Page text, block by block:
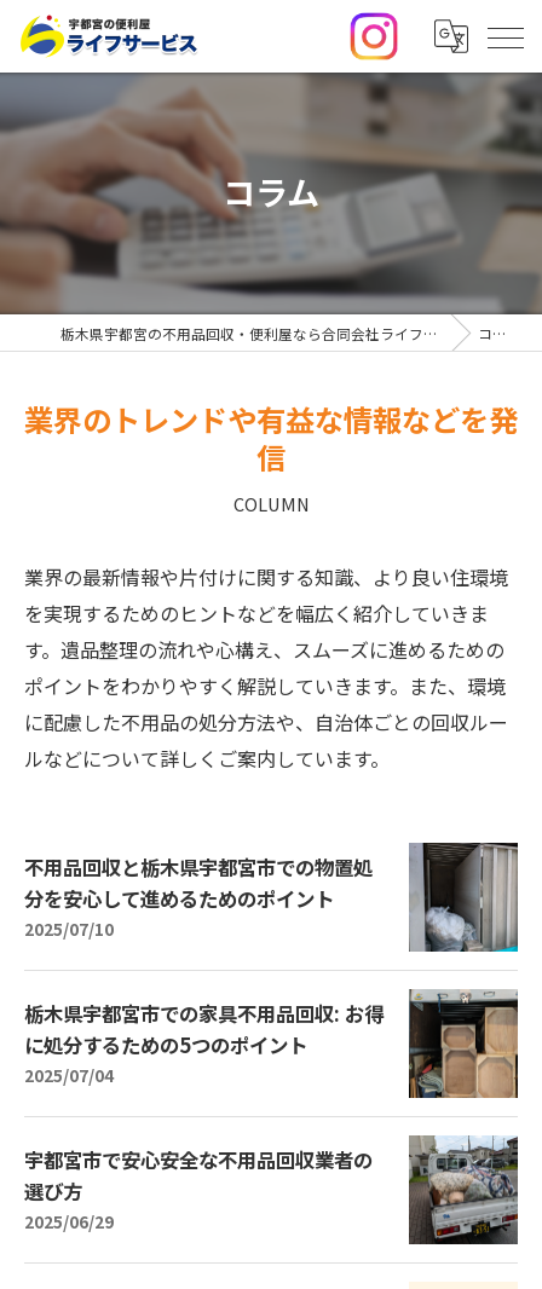
コラム
栃木県宇都宮の不用品回収・便利屋なら合同会社ライフサービス コラム
業界のトレンドや有益な情報などを発
信
COLUMN
業界の最新情報や片付けに関する知識、より良い住環境
を実現するためのヒントなどを幅広く紹介していきま
す。遺品整理の流れや心構え、スムーズに進めるための
ポイントをわかりやすく解説していきます。また、環境
に配慮した不用品の処分方法や、自治体ごとの回収ルー
ルなどについて詳しくご案内しています。
不用品回収と栃木県宇都宮市での物置処
分を安心して進めるためのポイント
2025/07/10
栃木県宇都宮市での家具不用品回収: お得
に処分するための5つのポイント
2025/07/04
宇都宮市で安心安全な不用品回収業者の
選び方
2025/06/29